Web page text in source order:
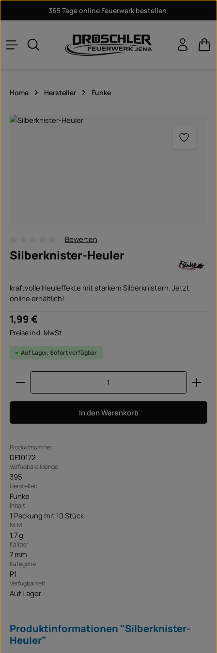
Zum Hauptinhalt springen365 Tage online Feuerwerk bestellen
Home Hersteller Funke
Bildergalerie überspringen
Durchschnittliche Bewertung von 0 von 5 Sternen
Bewerten
Silberknister-Heuler
kraftvolle Heuleffekte mit starkem Silberknistern. Jetzt
online erhältlich!
Regulärer Preis:
1,99 €
Preise inkl. MwSt.
Auf Lager, Sofort verfügbar
Produkt Anzahl: Gib den gewünschten Wert ein
In den Warenkorb
Produktnummer:
DF10172
Verfügbare Menge:
395
Hersteller:
Funke
Inhalt
1 Packung mit 10 Stück
NEM
1,7 g
Kaliber
7 mm
Kategorie
P1
Verfügbarkeit
Auf Lager
Produktinformationen "Silberknister-
Heuler"